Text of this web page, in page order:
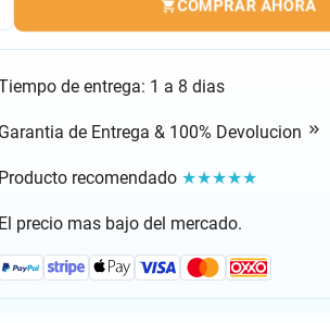
COMPRAR AHORA
de entrega: 1 a 8 dias
Garantia de Entrega & 100% Devolucion
Producto recomendado ★★★★★
El precio mas bajo del mercado.